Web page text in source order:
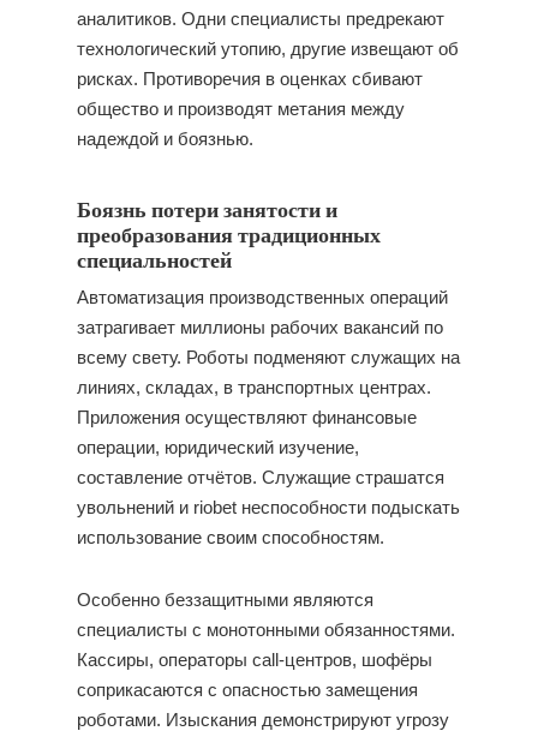
аналитиков. Одни специалисты предрекают
технологический утопию, другие извещают об
рисках. Противоречия в оценках сбивают
общество и производят метания между
надеждой и боязнью.
Боязнь потери занятости и
преобразования традиционных
специальностей
Автоматизация производственных операций
затрагивает миллионы рабочих вакансий по
всему свету. Роботы подменяют служащих на
линиях, складах, в транспортных центрах.
Приложения осуществляют финансовые
операции, юридический изучение,
составление отчётов. Служащие страшатся
увольнений и riobet неспособности подыскать
использование своим способностям.
Особенно беззащитными являются
специалисты с монотонными обязанностями.
Кассиры, операторы call-центров, шофёры
соприкасаются с опасностью замещения
роботами. Изыскания демонстрируют угрозу